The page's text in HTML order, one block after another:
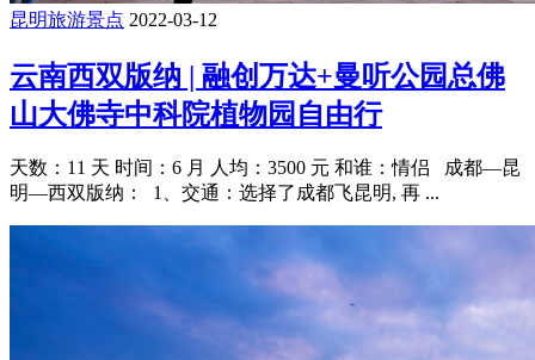
昆明旅游景点 2022-03-12
云南西双版纳 | 融创万达+曼听公园总佛
山大佛寺中科院植物园自由行
天数：11 天 时间：6 月 人均：3500 元 和谁：情侣 成都—昆
明—西双版纳： 1、交通：选择了成都飞昆明, 再 ...